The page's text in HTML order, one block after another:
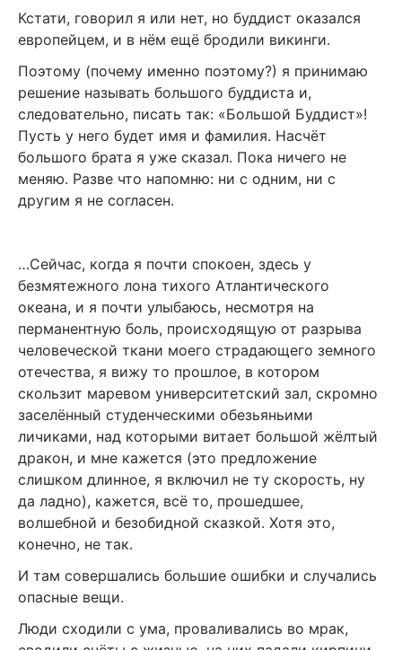
Кстати, говорил я или нет, но буддист оказался
европейцем, и в нём ещё бродили викинги.
Поэтому (почему именно поэтому?) я принимаю
решение называть большого буддиста и,
следовательно, писать так: «Большой Буддист»!
Пусть у него будет имя и фамилия. Насчёт
большого брата я уже сказал. Пока ничего не
меняю. Разве что напомню: ни с одним, ни с
другим я не согласен.
…Сейчас, когда я почти спокоен, здесь у
безмятежного лона тихого Атлантического
океана, и я почти улыбаюсь, несмотря на
перманентную боль, происходящую от разрыва
человеческой ткани моего страдающего земного
отечества, я вижу то прошлое, в котором
скользит маревом университетский зал, скромно
заселённый студенческими обезьяньими
личиками, над которыми витает большой жёлтый
дракон, и мне кажется (это предложение
слишком длинное, я включил не ту скорость, ну
да ладно), кажется, всё то, прошедшее,
волшебной и безобидной сказкой. Хотя это,
конечно, не так.
И там совершались большие ошибки и случались
опасные вещи.
Люди сходили с ума, проваливались во мрак,